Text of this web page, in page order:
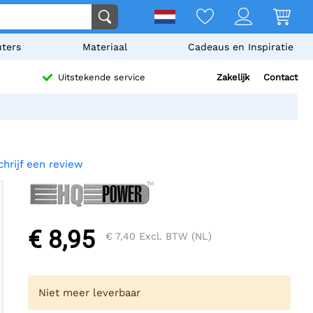
Materiaal Cadeaus en Inspiratie
Uitstekende service Zakelijk Contact
een review
€ 8,95 € 7,40 Excl. BTW (NL)
Niet meer leverbaar